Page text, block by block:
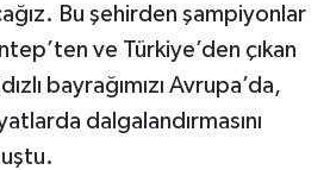
Bu şehirden şampiyonlar
ve Türkiye’den çıkan
bayrağımızı Avrupa’da,
dalgalandırmasını